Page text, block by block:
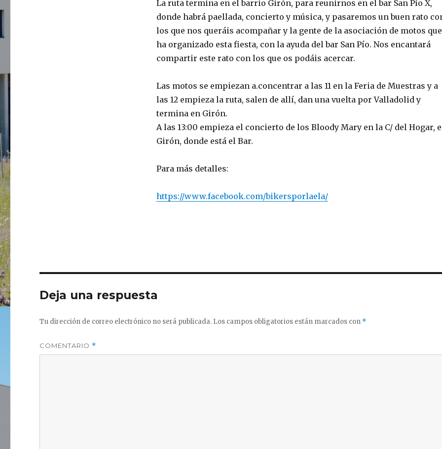
La ruta termina en el barrio Girón, para reunirnos en el bar San Pío X,
donde habrá paellada, concierto y música, y pasaremos un buen rato
los que nos queráis acompañar y la gente de la asociación de motos que
ha organizado esta fiesta, con la ayuda del bar San Pío. Nos encantará
compartir este rato con los que os podáis acercar.
Las motos se empiezan a.concentrar a las 11 en la Feria de Muestras y a
las 12 empieza la ruta, salen de allí, dan una vuelta por Valladolid y
termina en Girón.
A las 13:00 empieza el concierto de los Bloody Mary en la C/ del Hogar,
Girón, donde está el Bar.
Para más detalles:
https://www.facebook.com/bikersporlaela/
Deja una respuesta
Tu dirección de correo electrónico no será publicada. Los campos obligatorios están marcados con *
COMENTARIO *